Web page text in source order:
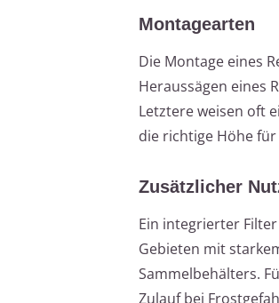
Montagearten
Die Montage eines
Heraussägen eines
Letztere weisen oft
die richtige Höhe
Zusätzlicher
Ein integrierter
Gebieten mit
Sammelbehälters.
Zulauf bei